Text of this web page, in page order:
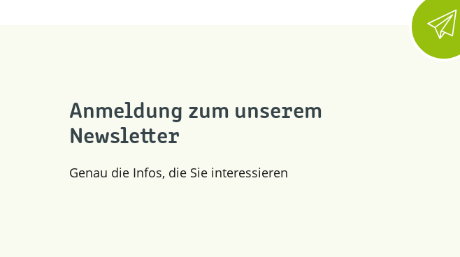
Anmeldung zum unserem
Newsletter
Genau die Infos, die Sie interessieren